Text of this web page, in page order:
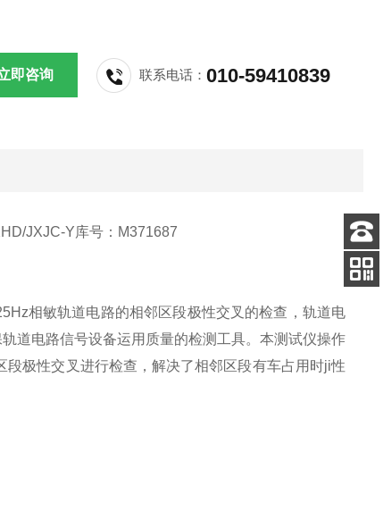
即咨询 联系电话：010-59410839
JXJC-Y库号：M371687
相敏轨道电路的相邻区段极性交叉的检查，轨道电
道电路信号设备运用质量的检测工具。本测试仪操作
极性交叉进行检查，解决了相邻区段有车占用时ji性
客服
电话